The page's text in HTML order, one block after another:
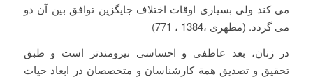
می کند ولی بسیاری اوقات اختلاف جایگزین توافق بین آن دو
می گردد. (مطهری ،1384 ، 771)
در زنان، بعد عاطفی‌ و احساسی‌ نیرومندتر است‌ و طبق‌
تحقیق‌ و تصدیق‌ همة‌ کارشناسان‌‌ و متخصصان‌ در ابعاد حیات‌